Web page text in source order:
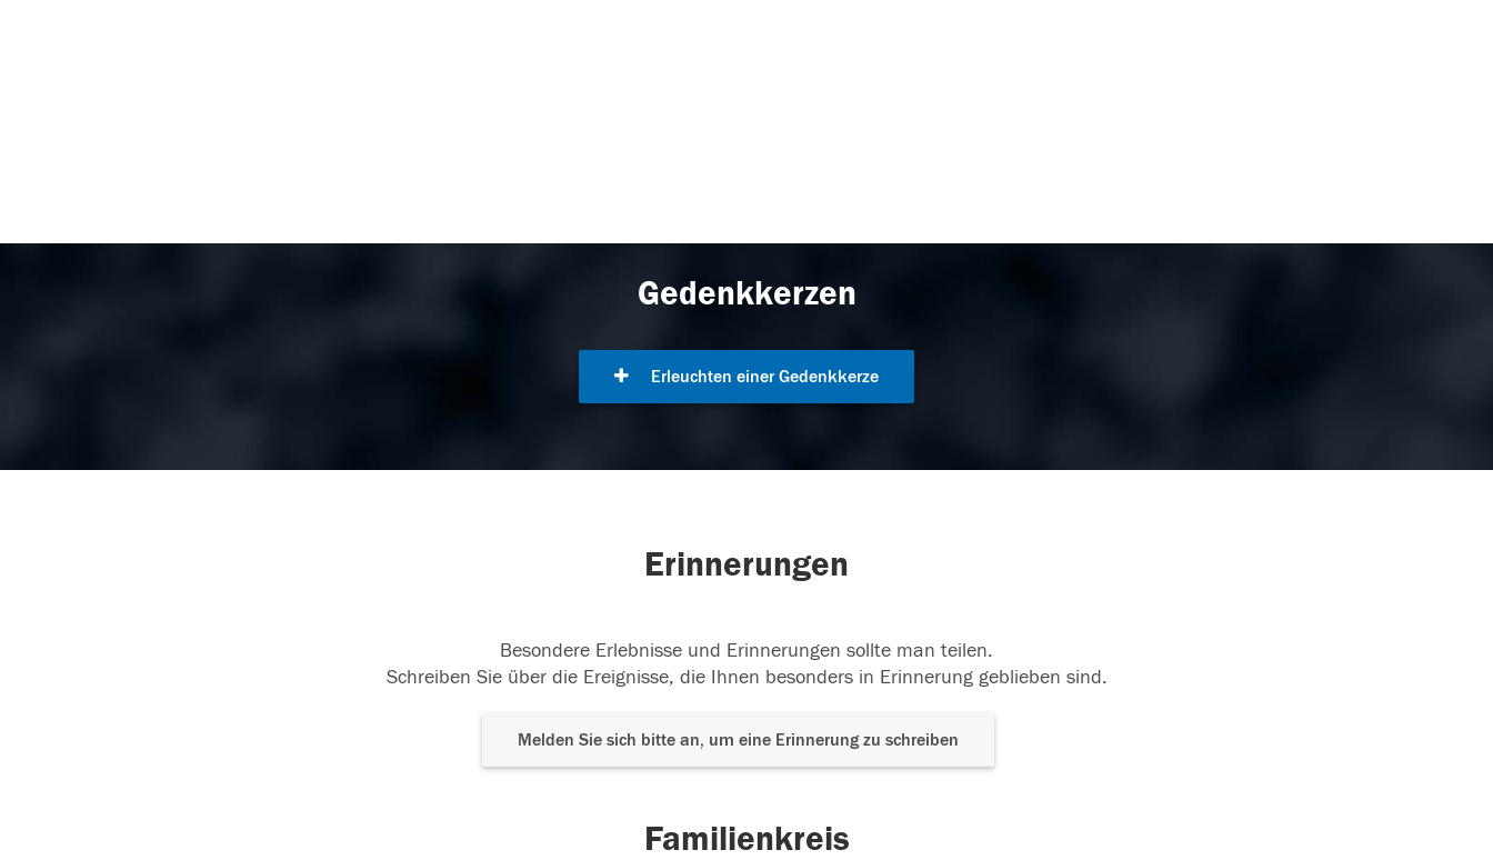
Gedenkkerzen
Erleuchten einer Gedenkkerze
Erinnerungen
Besondere Erlebnisse und Erinnerungen sollte man teilen.
Schreiben Sie über die Ereignisse, die Ihnen besonders in Erinnerung geblieben sind.
Melden Sie sich bitte an, um eine Erinnerung zu schreiben
Familienkreis